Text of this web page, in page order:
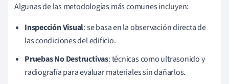
Algunas de las metodologías más comunes incluyen:
Inspección Visual: se basa en la observación directa de
las condiciones del edificio.
Pruebas No Destructivas: técnicas como ultrasonido y
radiografía para evaluar materiales sin dañarlos.